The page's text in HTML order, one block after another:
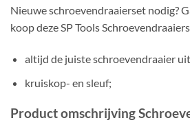
Nieuwe schroevendraaierset nodig?
koop deze SP Tools
altijd de juiste schroevendraaier
kruiskop- en sleuf;
Product omschrijving